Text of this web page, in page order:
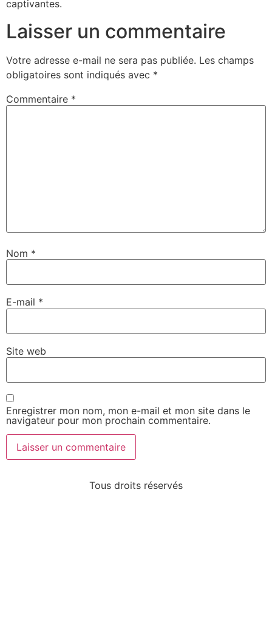
captivantes.
Laisser un commentaire
Votre adresse e-mail ne sera pas publiée. Les champs
obligatoires sont indiqués avec *
Commentaire *
Nom *
E-mail *
Site web
Enregistrer mon nom, mon e-mail et mon site dans le
navigateur pour mon prochain commentaire.
Tous droits réservés